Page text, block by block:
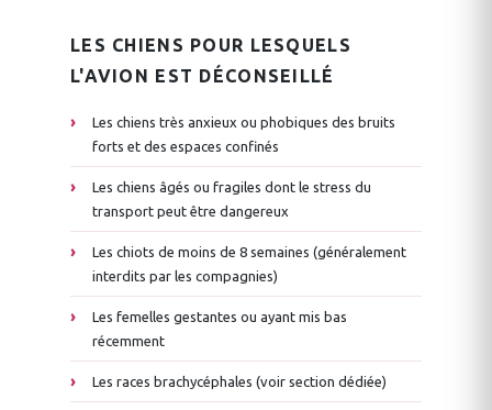
LES CHIENS POUR LESQUELS
L'AVION EST DÉCONSEILLÉ
Les chiens très anxieux ou phobiques des bruits
forts et des espaces confinés
Les chiens âgés ou fragiles dont le stress du
transport peut être dangereux
Les chiots de moins de 8 semaines (généralement
interdits par les compagnies)
Les femelles gestantes ou ayant mis bas
récemment
Les races brachycéphales (voir section dédiée)